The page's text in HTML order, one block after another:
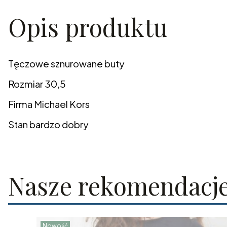
Opis produktu
Tęczowe sznurowane buty
Rozmiar 30,5
Firma Michael Kors
Stan bardzo dobry
Nasze